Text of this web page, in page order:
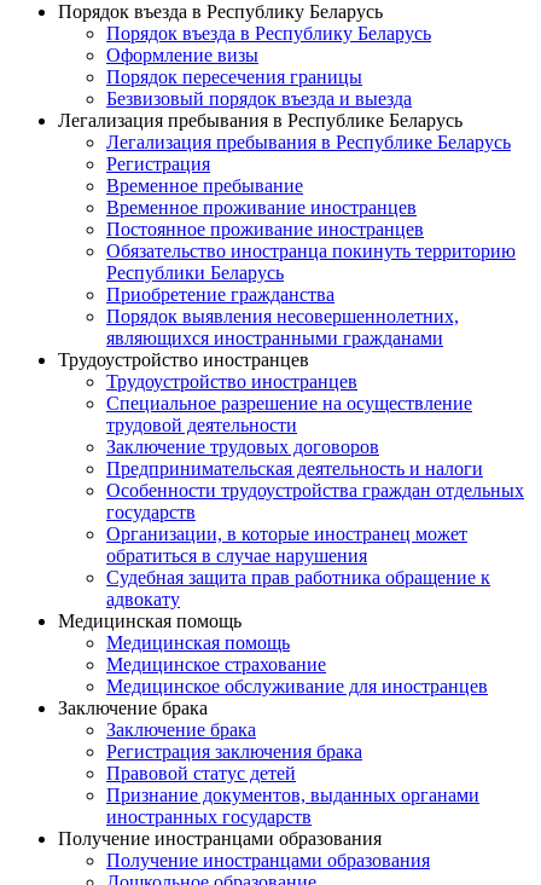
Порядок въезда в Республику Беларусь
Порядок въезда в Республику Беларусь
Оформление визы
Порядок пересечения границы
Безвизовый порядок въезда и выезда
Легализация пребывания в Республике Беларусь
Легализация пребывания в Республике Беларусь
Регистрация
Временное пребывание
Временное проживание иностранцев
Постоянное проживание иностранцев
Обязательство иностранца покинуть территорию
Республики Беларусь
Приобретение гражданства
Порядок выявления несовершеннолетних,
являющихся иностранными гражданами
Трудоустройство иностранцев
Трудоустройство иностранцев
Специальное разрешение на осуществление
трудовой деятельности
Заключение трудовых договоров
Предпринимательская деятельность и налоги
Особенности трудоустройства граждан отдельных
государств
Организации, в которые иностранец может
обратиться в случае нарушения
Судебная защита прав работника обращение к
адвокату
Медицинская помощь
Медицинская помощь
Медицинское страхование
Медицинское обслуживание для иностранцев
Заключение брака
Заключение брака
Регистрация заключения брака
Правовой статус детей
Признание документов, выданных органами
иностранных государств
Получение иностранцами образования
Получение иностранцами образования